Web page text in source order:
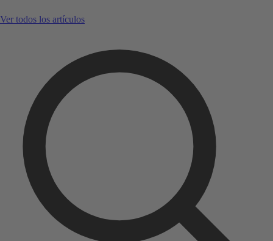
Ver todos los artículos